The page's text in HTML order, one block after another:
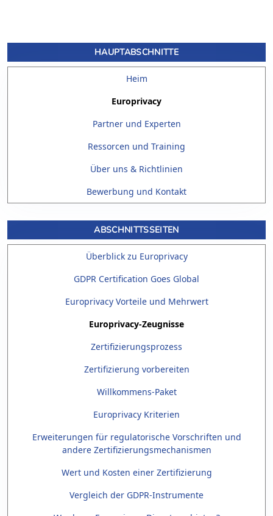
HAUPTABSCHNITTE
Heim
Europrivacy
Partner und Experten
Ressorcen und Training
Über uns & Richtlinien
Bewerbung und Kontakt
ABSCHNITTSSEITEN
Überblick zu Europrivacy
GDPR Certification Goes Global
Europrivacy Vorteile und Mehrwert
Europrivacy-Zeugnisse
Zertifizierungsprozess
Zertifizierung vorbereiten
Willkommens-Paket
Europrivacy Kriterien
Erweiterungen für regulatorische Vorschriften und
andere Zertifizierungsmechanismen
Wert und Kosten einer Zertifizierung
Vergleich der GDPR-Instrumente